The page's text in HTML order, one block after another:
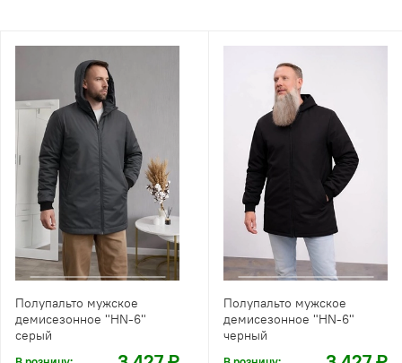
Полупальто мужское
демисезонное "HN-6"
серый
Полупальто мужское
демисезонное "HN-6"
черный